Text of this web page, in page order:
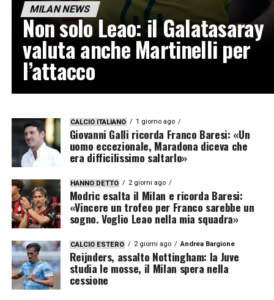
MILAN NEWS
Non solo Leao: il Galatasaray
valuta anche Martinelli per
l’attacco
CALCIO ITALIANO 1 giorno ago
Giovanni Galli ricorda Franco Baresi: «Un
uomo eccezionale, Maradona diceva che
era difficilissimo saltarlo»
HANNO DETTO 2 giorni ago
Modric esalta il Milan e ricorda Baresi:
«Vincere un trofeo per Franco sarebbe un
sogno. Voglio Leao nella mia squadra»
CALCIO ESTERO 2 giorni ago Andrea Bargione
Reijnders, assalto Nottingham: la Juve
studia le mosse, il Milan spera nella
cessione